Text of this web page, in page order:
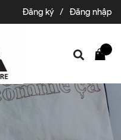
Đăng ký / Đăng nhập